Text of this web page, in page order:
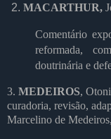
MACARTHUR,
Comentário
reformada,
doutrinária e
3. MEDEIROS,
curadoria, revisão,
Marcelino de